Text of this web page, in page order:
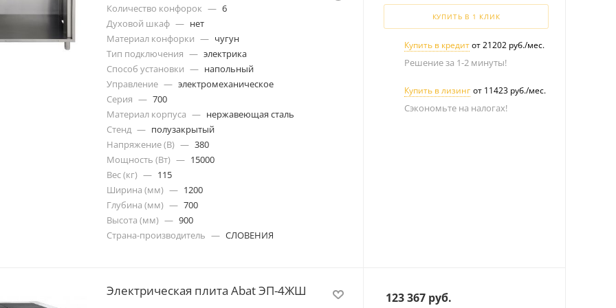
Количество конфорок — 6
Духовой шкаф — нет
Материал конфорки — чугун
Тип подключения — электрика
Способ установки — напольный
Управление — электромеханическое
Серия — 700
Материал корпуса — нержавеющая сталь
Стенд — полузакрытый
Напряжение (В) — 380
Мощность (Вт) — 15000
Вес (кг) — 115
Ширина (мм) — 1200
Глубина (мм) — 700
Высота (мм) — 900
Страна-производитель — СЛОВЕНИЯ
КУПИТЬ В 1 КЛИК
Купить в кредитот 21202 руб./мес.
Решение за 1-2 минуты!
Купить в лизинг от 11423 руб./мес.
Сэкономьте на налогах!
Электрическая плита Abat ЭП-4ЖШ 123 367 руб.